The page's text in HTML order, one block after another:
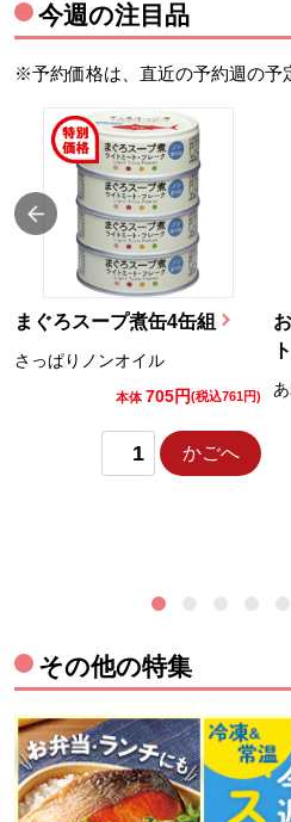
今週の注目品
※予約価格は、直近の予約週の予
まぐろスープ煮缶4缶組
さっぱりノンオイル
本体 705円(税込761円)
かごへ
その他の特集